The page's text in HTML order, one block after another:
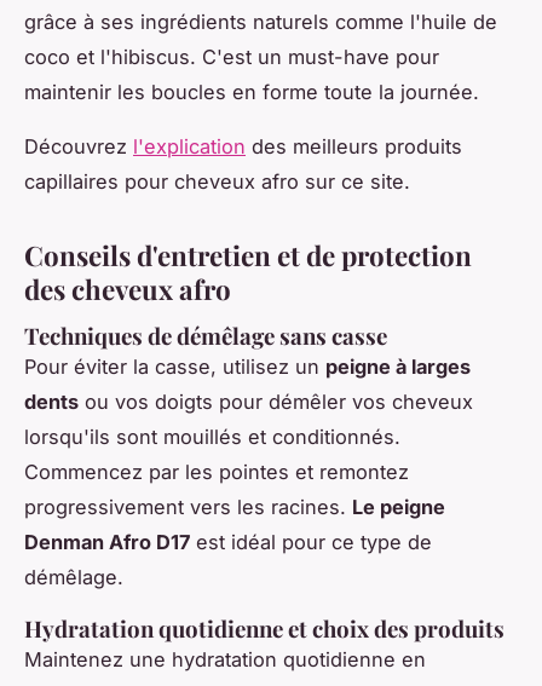
grâce à ses ingrédients naturels comme l'huile de
coco et l'hibiscus. C'est un must-have pour
maintenir les boucles en forme toute la journée.
Découvrez l'explication des meilleurs produits
capillaires pour cheveux afro sur ce site.
Conseils d'entretien et de protection
des cheveux afro
Techniques de démêlage sans casse
Pour éviter la casse, utilisez un peigne à larges
dents ou vos doigts pour démêler vos cheveux
lorsqu'ils sont mouillés et conditionnés.
Commencez par les pointes et remontez
progressivement vers les racines. Le peigne
Denman Afro D17 est idéal pour ce type de
démêlage.
Hydratation quotidienne et choix des produits
Maintenez une hydratation quotidienne en